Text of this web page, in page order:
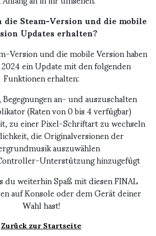
die Steam-Version und die mobile
Updates erhalten?
Version und die mobile Version haben
ein Update mit den folgenden
Funktionen erhalten:
an- und auszuschalten
(Raten von 0 bis 4 verfügbar)
zu einer Pixel-Schriftart zu wechseln
die Originalversionen der
auszuwählen
Unterstützung hinzugefügt
du weiterhin Spaß mit diesen FINAL
auf Konsole oder dem Gerät deiner
Wahl hast!
Zurück zur Startseite